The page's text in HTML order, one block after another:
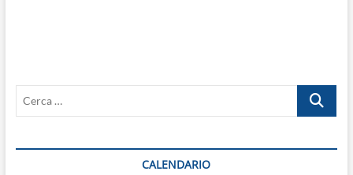
Cerca
CALENDARIO